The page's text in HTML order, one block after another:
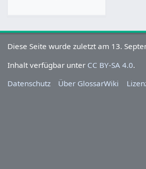
Diese Seite wurde zuletzt am 13.
Inhalt verfügbar unter CC BY-SA 4.0.
Datenschutz
Über GlossarWiki